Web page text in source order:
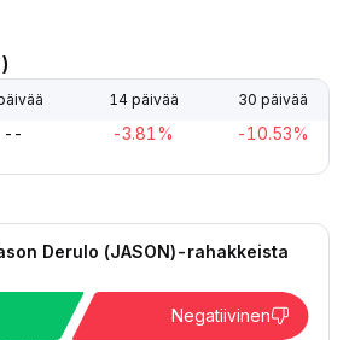
14 päivää 30 päivää
-- -3.81% -10.53%
Derulo (JASON)-rahakkeista
Negatiivinen